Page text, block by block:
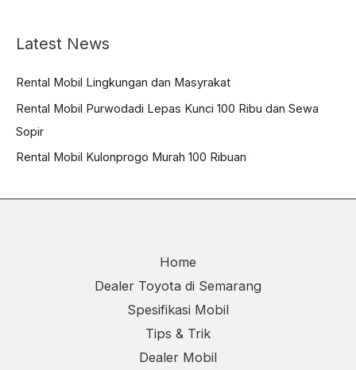
Latest News
Rental Mobil Lingkungan dan Masyrakat
Rental Mobil Purwodadi Lepas Kunci 100 Ribu dan Sewa
Sopir
Rental Mobil Kulonprogo Murah 100 Ribuan
Home
Dealer Toyota di Semarang
Spesifikasi Mobil
Tips & Trik
Dealer Mobil